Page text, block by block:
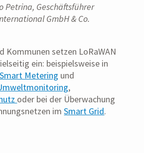
Petrina, Geschäftsführer
GmbH & Co.
Kommunen setzen LoRaWAN
ein: beispielsweise in
Smart Metering und
,
oder bei der Überwachung
imSmart Grid.